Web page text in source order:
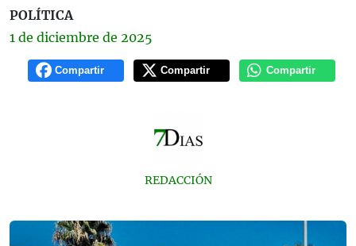
POLÍTICA
1 de diciembre de 2025
Compartir Compartir Compartir
REDACCIÓN